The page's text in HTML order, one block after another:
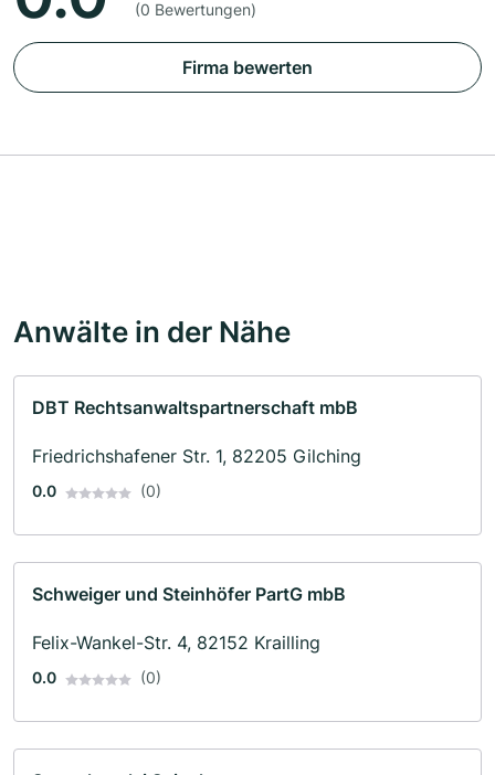
(0 Bewertungen)
Firma bewerten
Anwälte in der Nähe
DBT Rechtsanwaltspartnerschaft mbB
Friedrichshafener Str. 1, 82205 Gilching
0.0 (0)
Schweiger und Steinhöfer PartG mbB
Felix-Wankel-Str. 4, 82152 Krailling
0.0 (0)